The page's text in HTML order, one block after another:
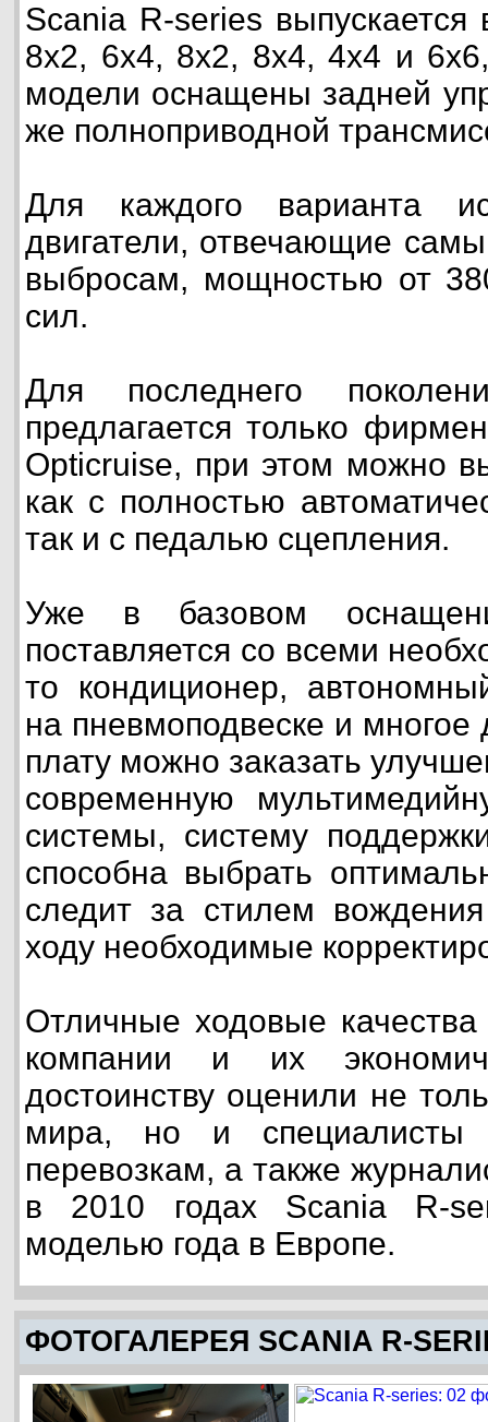
Scania R-series выпускается
8х2, 6х4, 8х2, 8х4, 4х4 и
модели оснащены задней
же полноприводной
Для каждого варианта
двигатели, отвечающие
выбросам, мощностью от
сил.
Для последнего
предлагается только
Opticruise, при этом можно
как с полностью
так и с педалью сцепления.
Уже в базовом
поставляется со всеми
то кондиционер,
на пневмоподвеске и многое
плату можно заказать
современную
системы, систему
способна выбрать
следит за стилем
ходу необходимые
Отличные ходовые качества
компании и их
достоинству оценили не
мира, но и специалисты
перевозкам, а также
в 2010 годах Scania R-
моделью года в Европе.
ФОТОГАЛЕРЕЯ SCANIA R-